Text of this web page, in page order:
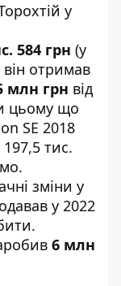
у
584 грн (у
отримав
млн грн від
цьому що
SE 2018
тис.
зміни у
у 2022
6 млн